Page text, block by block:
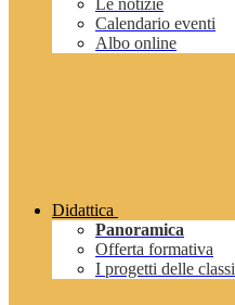
Le notizie
Calendario eventi
Albo online
Didattica
Panoramica
Offerta formativa
I progetti delle classi